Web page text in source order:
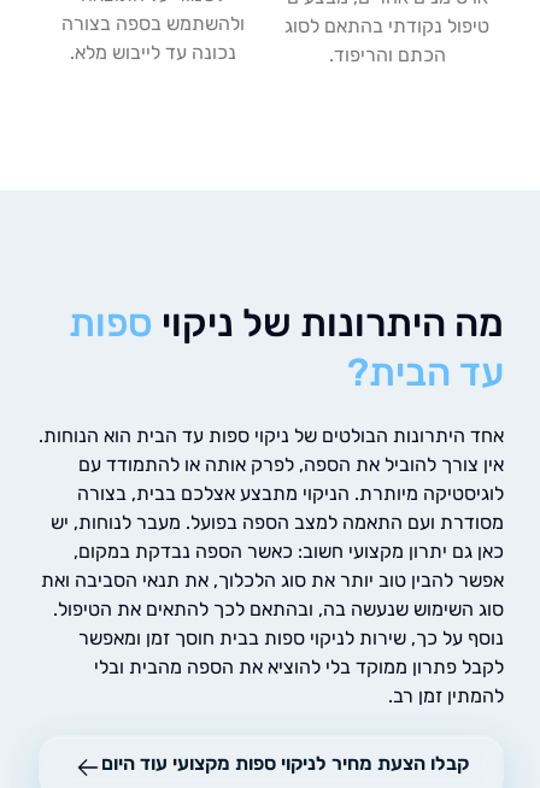
נקודתי בהתאם לסוג
הכתם והריפוד.
ולהשתמש בספה בצורה
נכונה עד לייבוש מלא.
היתרונות של ניקויספות
הבית?
הבולטים של ניקוי ספות עד הבית הוא הנוחות.
להוביל את הספה, לפרק אותה או להתמודד עם
מיותרת. הניקוי מתבצע אצלכם בבית, בצורה
ועם התאמה למצב הספה בפועל. מעבר לנוחות, יש
יתרון מקצועי חשוב: כאשר הספה נבדקת במקום,
להבין טוב יותר את סוג הלכלוך, את תנאי הסביבה ואת
שנעשה בה, ובהתאם לכך להתאים את הטיפול.
על כך, שירות לניקוי ספות בבית חוסך זמן ומאפשר
פתרון ממוקד בלי להוציא את הספה מהבית ובלי
זמן רב.
קבלו הצעת מחיר לניקוי ספות מקצועי עוד היום